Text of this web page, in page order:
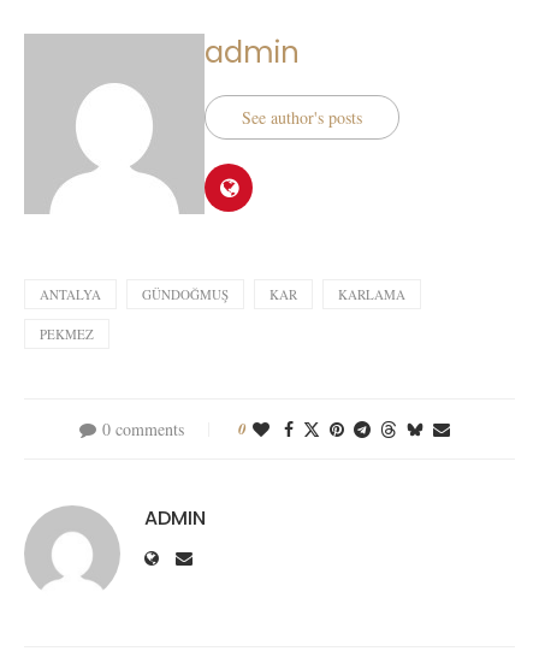
admin
See author's posts
ANTALYA GÜNDOĞMUŞ KAR KARLAMA
PEKMEZ
0 comments 0
ADMIN